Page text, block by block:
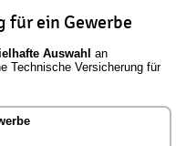
für ein Gewerbe
Auswahl an
Technische Versicherung für